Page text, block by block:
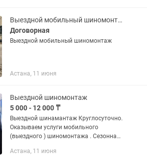
Выездной мобильный шиномонтаж на выезд
Договорная
Выездной мобильный шиномонтаж
Астана, 11 июня
Выездной шиномонтаж
5 000 - 12 000 ₸
Выездной шинамантаж Круглосуточно.
Оказываем услуги мобильного
(выездного ) шиномонтажа . Сезонная
Съем/установка колес Балансировка
Астана, 11 июня